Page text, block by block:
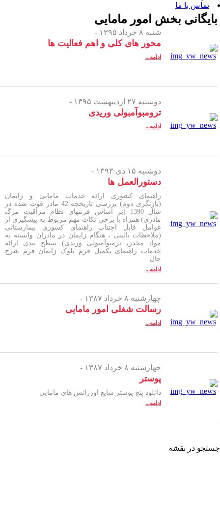
بخشامور مامایی
محور های کلی و اهم فعالیت ها
ادامه...
ترومبوآمبولی وریدی
ادامه...
دستورالعمل ها
راهنمای کشوری ارائه خدمات مامایی و زایمان
(بازنگری دوم) بررسی تاریخچه 42 مادر فوت شده در
سال 1390 (بر اساس فرمهای نظام مراقبت مرگ
مادری) همراه با برخی نکات مهم مربوط به پیشگیری از
عوامل قابل اجتناب راهنمای کشوری بیمارستانی
(ملاحظات بالینی ، هنگام زایمان در مادران وابسته به
مواد مخدر، ترمبوآمبولی وریدی) سطح بندی ارائه
خدمات راهنمای تکمیل فرم بلوک زایمان فرم شرح
رسالت شغلی امور مامایی
ادامه...
دانلود پنج پوستر شایع اورژانس های مامایی